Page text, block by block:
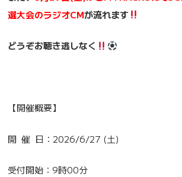
選大会のラジオCMが流れます
どうぞお聴き逃しなく
【開催概要】
開 催 日：2026/6/27 (土)
受付開始：9時00分